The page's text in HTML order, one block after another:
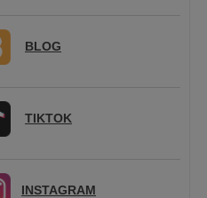
BLOG
TIKTOK
INSTAGRAM